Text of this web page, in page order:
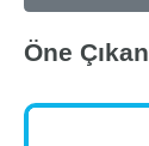
Öne Çıkan